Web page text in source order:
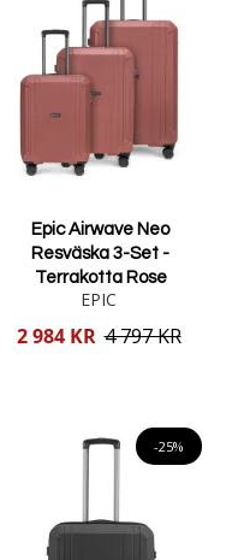
Epic Airwave Neo
Resväska 3-Set -
Terrakotta Rose
EPIC
Reducerat
2 984 KR 4 797 KR
-25%